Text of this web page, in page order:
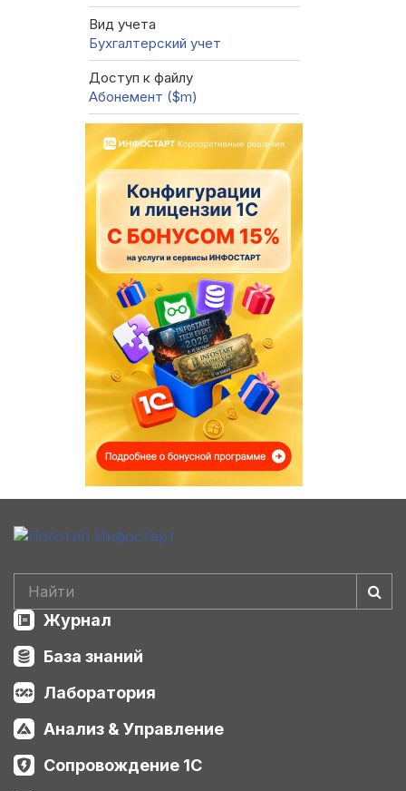
Вид учета
Бухгалтерский учет
Доступ к файлу
Абонемент ($m)
Журнал
База знаний
Лаборатория
Анализ & Управление
Сопровождение 1С